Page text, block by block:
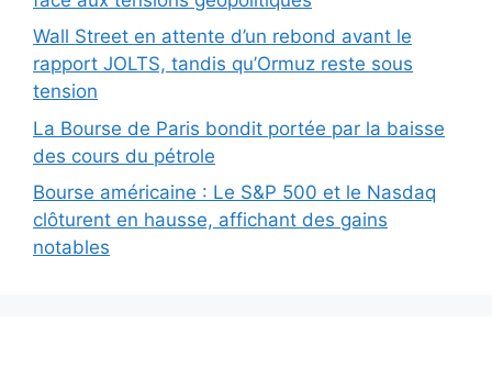
Wall Street en attente d’un rebond avant le
rapport JOLTS, tandis qu’Ormuz reste sous
tension
La Bourse de Paris bondit portée par la baisse
des cours du pétrole
Bourse américaine : Le S&P 500 et le Nasdaq
clôturent en hausse, affichant des gains
notables